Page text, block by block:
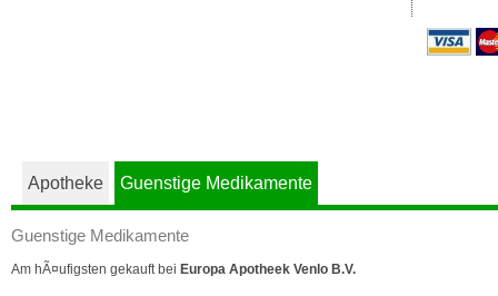
Apotheke Guenstige Medikamente
Guenstige Medikamente
Am hÃ¤ufigsten gekauft bei Europa Apotheek Venlo B.V.